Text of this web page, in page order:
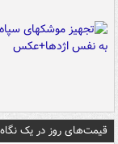
قیمت‌های روز در یک نگاه